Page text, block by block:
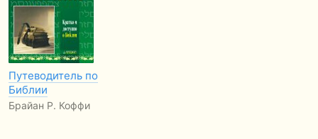
Путеводитель по
Библии
Брайан Р. Коффи